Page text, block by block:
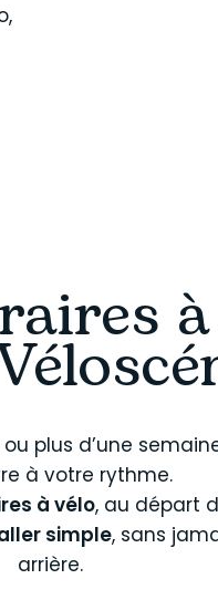
à
plus d’une
à votre rythme.
à vélo, au départ
simple, sans
arrière.